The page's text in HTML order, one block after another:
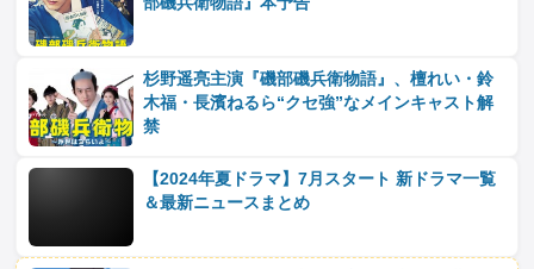
杉野遥亮主演『磯部磯兵衛物語』、檀れい・鈴
木福・長濱ねるら“クセ強”なメインキャスト解
禁
【2024年夏ドラマ】7月スタート 新ドラマ一覧
＆最新ニュースまとめ